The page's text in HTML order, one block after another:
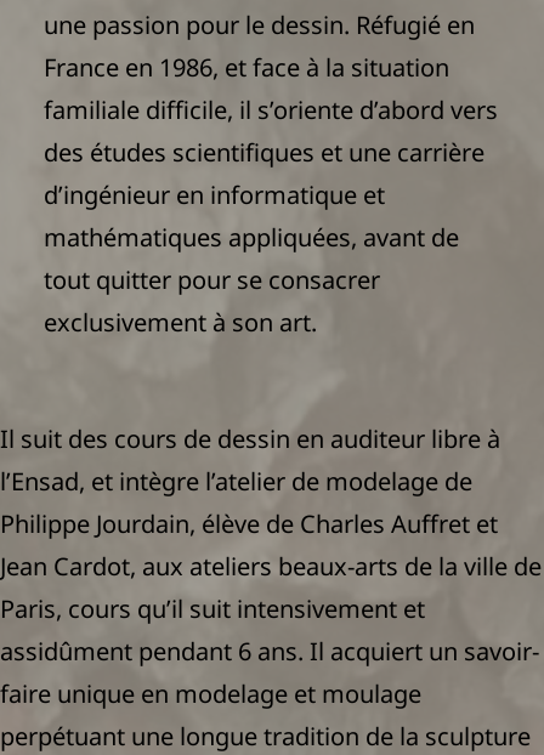
une passion pour le dessin. Réfugié en
France en 1986, et face à la situation
familiale difficile, il s’oriente d’abord vers
des études scientifiques et une carrière
d’ingénieur en informatique et
mathématiques appliquées, avant de
tout quitter pour se consacrer
exclusivement à son art.
Il suit des cours de dessin en auditeur libre à
l’Ensad, et intègre l’atelier de modelage de
Philippe Jourdain, élève de Charles Auffret et
Jean Cardot, aux ateliers beaux-arts de la ville de
Paris, cours qu’il suit intensivement et
assidûment pendant 6 ans. Il acquiert un savoir-
faire unique en modelage et moulage
perpétuant une longue tradition de la sculpture